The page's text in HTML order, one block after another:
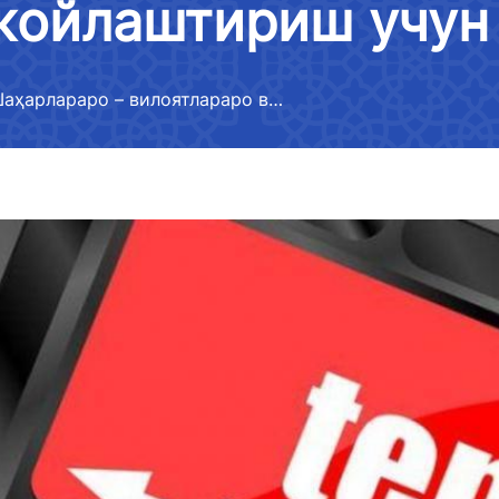
axborotlar
akkreditatsiya
rasmiy veb-
majburiy
ro‘yxati
ochiq
majlislarida
Murojaatlarni ko’rib chiqish
tartibi
bo'yicha ochiq ma'lumotlar
Davlat organlari yuridik va
jismoniy shaxslar, xalqaro
hamkorlik
Xalqaro shartnomalar
axborotlar
ko'rsatkichlar
Шаҳарлараро – вилоятлараро ва халқаро йўналишларни жойлаштириш учун очиқ тендер